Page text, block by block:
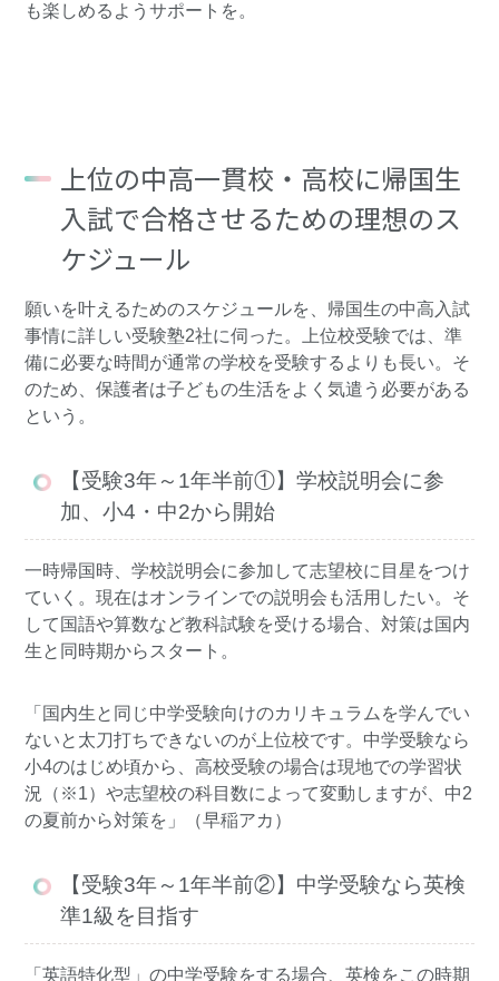
も楽しめるようサポートを。
上位の中高一貫校・高校に帰国生
入試で合格させるための理想のス
ケジュール
願いを叶えるためのスケジュールを、帰国生の中高入試
事情に詳しい受験塾2社に伺った。上位校受験では、準
備に必要な時間が通常の学校を受験するよりも長い。そ
のため、保護者は子どもの生活をよく気遣う必要がある
という。
【受験3年～1年半前①】学校説明会に参
加、小4・中2から開始
一時帰国時、学校説明会に参加して志望校に目星をつけ
ていく。現在はオンラインでの説明会も活用したい。そ
して国語や算数など教科試験を受ける場合、対策は国内
生と同時期からスタート。
「国内生と同じ中学受験向けのカリキュラムを学んでい
ないと太刀打ちできないのが上位校です。中学受験なら
小4のはじめ頃から、高校受験の場合は現地での学習状
況（※1）や志望校の科目数によって変動しますが、中2
の夏前から対策を」（早稲アカ）
【受験3年～1年半前②】中学受験なら英検
準1級を目指す
「英語特化型」の中学受験をする場合、英検をこの時期